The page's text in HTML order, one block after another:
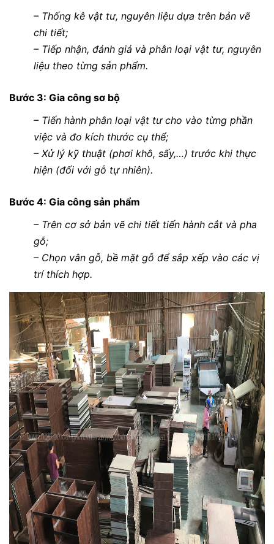
– Thống kê vật tư, nguyên liệu dựa trên bản vẽ
chi tiết;
– Tiếp nhận, đánh giá và phân loại vật tư, nguyên
liệu theo từng sản phẩm.
Bước 3: Gia công sơ bộ
– Tiến hành phân loại vật tư cho vào từng phần
việc và đo kích thước cụ thể;
– Xử lý kỹ thuật (phơi khô, sấy,…) trước khi thực
hiện (đối với gỗ tự nhiên).
Bước 4: Gia công sản phẩm
– Trên cơ sở bản vẽ chi tiết tiến hành cắt và pha
gỗ;
– Chọn vân gỗ, bề mặt gỗ để sắp xếp vào các vị
trí thích hợp.